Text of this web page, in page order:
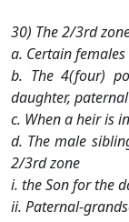
30) The 2/3rd
a. Certain
b. The 4(four)
daughter,
c. When a heir is
d. The male
2/3rd zone
i. the Son for the
ii. Paternal-